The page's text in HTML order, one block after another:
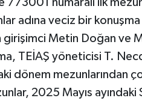
773001 numaralı ilk
adına veciz bir
girişimci Metin Doğan ve
TEİAŞ yöneticisi T.
dönem mezunlarından
2025 Mayıs